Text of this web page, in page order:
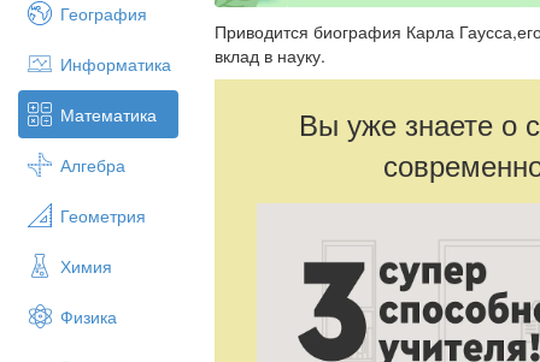
География
Информатика
Математика
Алгебра
Геометрия
Химия
Физика
Приводится биография Карла
вклад в науку.
Вы уже знаете о